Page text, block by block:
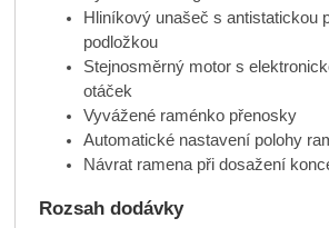
Hliníkový unašeč s antistatickou
podložkou
Stejnosměrný motor s
otáček
Vyvážené raménko přenosky
Automatické nastavení polohy
Návrat ramena při dosažení
Rozsah dodávky